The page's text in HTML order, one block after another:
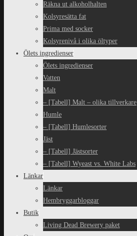
Räkna ut alkoholhalten
Kolsyresätta fat
Prima med socker
Kolsyrenivå i olika öltyper
Ölets ingredienser
Ölets ingredienser
Vatten
Malt
– [Tabell] Malt – olika tillverkare
Humle
– [Tabell] Humlesorter
Jäst
– [Tabell] Jästsorter
– [Tabell] Wyeast vs. White Labs
Länkar
Länkar
Hembryggarbloggar
Butik
Living Dead Brewery paket